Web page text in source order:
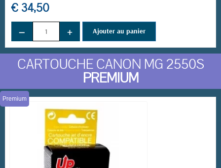
€ 34,50
− + Ajouter au panier
CARTOUCHE CANON MG 2550S
PREMIUM
Premium